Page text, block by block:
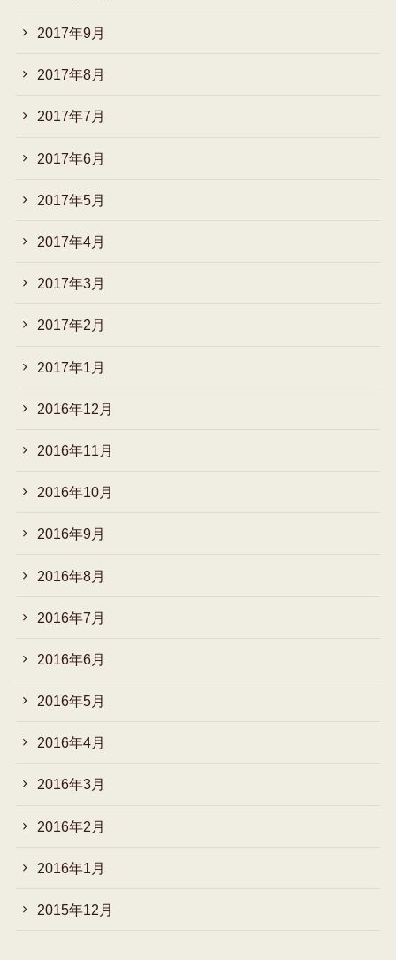
2017年9月
2017年8月
2017年7月
2017年6月
2017年5月
2017年4月
2017年3月
2017年2月
2017年1月
2016年12月
2016年11月
2016年10月
2016年9月
2016年8月
2016年7月
2016年6月
2016年5月
2016年4月
2016年3月
2016年2月
2016年1月
2015年12月